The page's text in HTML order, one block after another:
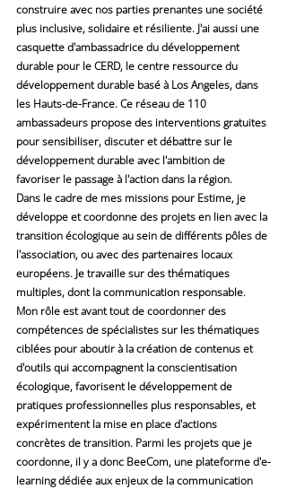
construire avec nos parties prenantes une société
plus inclusive, solidaire et résiliente. J'ai aussi une
casquette d'ambassadrice du développement
durable pour le CERD, le centre ressource du
développement durable basé à Los Angeles, dans
les Hauts-de-France. Ce réseau de 110
ambassadeurs propose des interventions gratuites
pour sensibiliser, discuter et débattre sur le
développement durable avec l'ambition de
favoriser le passage à l'action dans la région.
Dans le cadre de mes missions pour Estime, je
développe et coordonne des projets en lien avec la
transition écologique au sein de différents pôles de
l'association, ou avec des partenaires locaux
européens. Je travaille sur des thématiques
multiples, dont la communication responsable.
Mon rôle est avant tout de coordonner des
compétences de spécialistes sur les thématiques
ciblées pour aboutir à la création de contenus et
d'outils qui accompagnent la conscientisation
écologique, favorisent le développement de
pratiques professionnelles plus responsables, et
expérimentent la mise en place d'actions
concrètes de transition. Parmi les projets que je
coordonne, il y a donc BeeCom, une plateforme d'e-
learning dédiée aux enjeux de la communication